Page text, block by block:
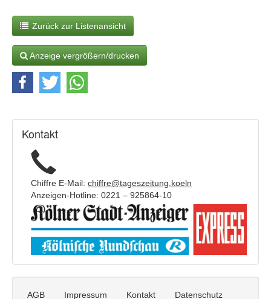
z
e
g
e
n
t
:
Zurück zur Listenansicht
Anzeige vergrößern/drucken
Kontakt
Chiffre E-Mail: chiffre@tageszeitung.koeln
Anzeigen-Hotline: 0221 – 925864-10
AGB Impressum Kontakt Datenschutz